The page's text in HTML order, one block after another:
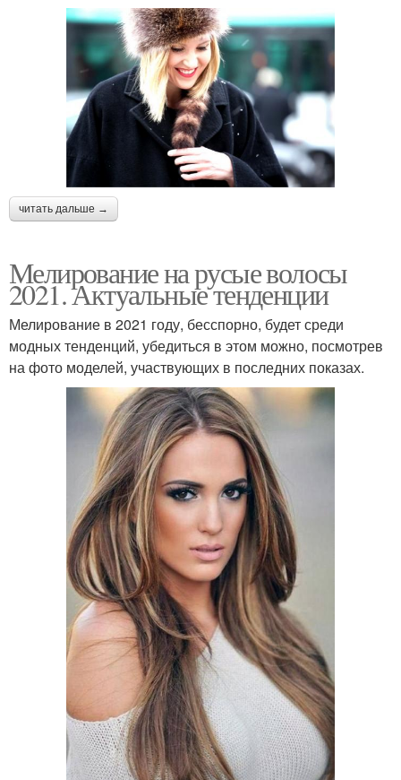
читать дальше →
Мелирование на русые волосы
2021. Актуальные тенденции
Мелирование в 2021 году, бесспорно, будет среди
модных тенденций, убедиться в этом можно, посмотрев
на фото моделей, участвующих в последних показах.